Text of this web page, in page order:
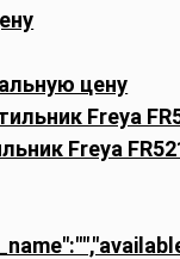
цену
Freya